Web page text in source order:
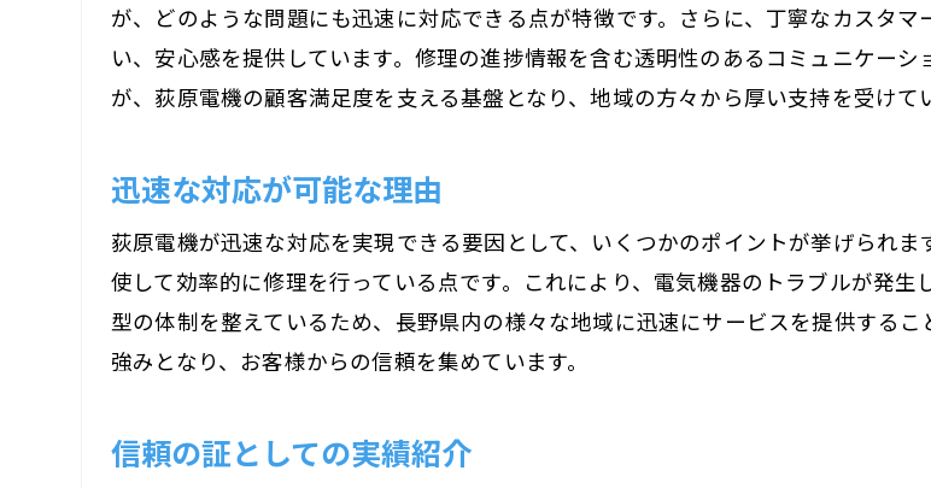
多様なニーズに応える柔軟性
特殊機器への対応事例
修理以外のコンサルティングサービス
高品質な修理技術の秘密
長年の経験に裏打ちされた信頼感
部品調達力と製品知識
が、どのような問題にも迅速に対応できる点が特徴です。さらに、丁寧なカスタ
い、安心感を提供しています。修理の進捗情報を含む透明性のあるコミュニケー
が、荻原電機の顧客満足度を支える基盤となり、地域の方々から厚い支持を受けて
迅速な対応が可能な理由
荻原電機が迅速な対応を実現できる要因として、いくつかのポイントが挙げられ
使して効率的に修理を行っている点です。これにより、電気機器のトラブルが発
型の体制を整えているため、長野県内の様々な地域に迅速にサービスを提供する
強みとなり、お客様からの信頼を集めています。
信頼の証としての実績紹介